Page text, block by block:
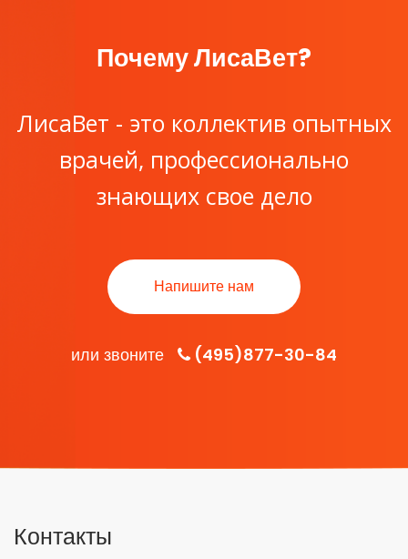
Почему ЛисаВет?
ЛисаВет - это коллектив опытных
врачей, профессионально
знающих свое дело
Напишите нам
или звоните (495)877-30-84
Контакты